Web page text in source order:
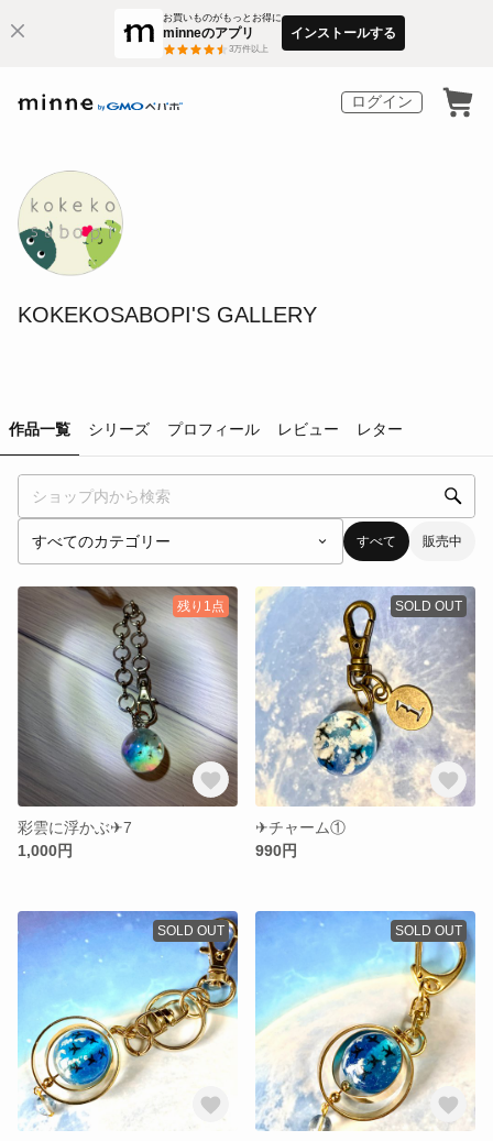
お買いものがもっとお得に
minneのアプリ
3万件以上
インストールする
ログイン
KOKEKOSABOPI'S GALLERY
作品一覧 シリーズ プロフィール レビュー レター
すべて 販売中
残り1点
彩雲に浮かぶ✈︎7
1,000円
SOLD OUT
✈︎チャーム①
990円
SOLD OUT SOLD OUT